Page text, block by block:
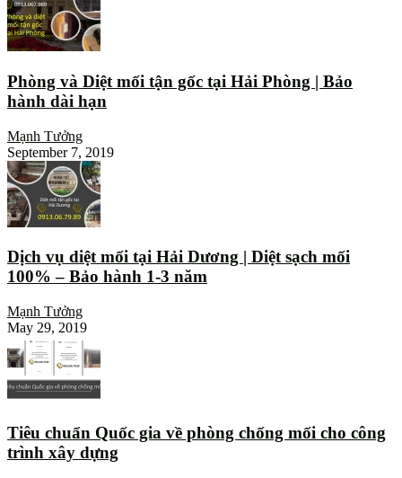
Phòng và Diệt mối tận gốc tại Hải Phòng | Bảo
hành dài hạn
Mạnh Tưởng
September 7, 2019
Dịch vụ diệt mối tại Hải Dương | Diệt sạch mối
100% – Bảo hành 1-3 năm
Mạnh Tưởng
May 29, 2019
Tiêu chuẩn Quốc gia về phòng chống mối cho công
trình xây dựng